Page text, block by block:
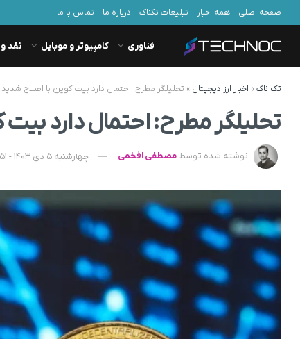
صفحه اصلی همه اخبار تبلیغات تکناک درباره ما تماس با ما
فناوری کامپیوتر و موبایل نقد
تک ناک» اخبار ارز دیجیتال » تحلیلگر مطرح: احتمال دارد بیت کوین با اصلاح
تحلیلگر مطرح: احتمال دارد
نوشته شده توسط مصطفی افخمی چهارشنبه 5 دی 1403 - 14:51 - به‌روزشده در پنجشنبه 11 بهمن 1403 - 08:16